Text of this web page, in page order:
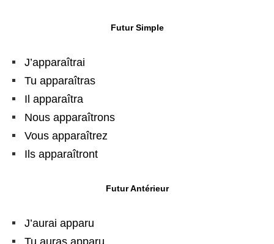
Futur Simple
J’apparaîtrai
Tu apparaîtras
Il apparaîtra
Nous apparaîtrons
Vous apparaîtrez
Ils apparaîtront
Futur Antérieur
J’aurai apparu
Tu auras apparu